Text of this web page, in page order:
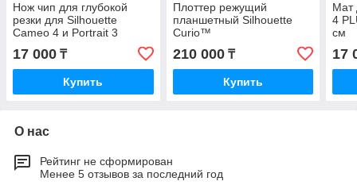
Нож чип для глубокой
резки для Silhouette
Cameo 4 и Portrait 3
17 000 ₸
Купить
Плоттер режущий
планшетный Silhouette
Curio™
210 000₸
Купить
Мат
4
см
17
О нас
Рейтинг не сформирован
Менее 5 отзывов за последний год